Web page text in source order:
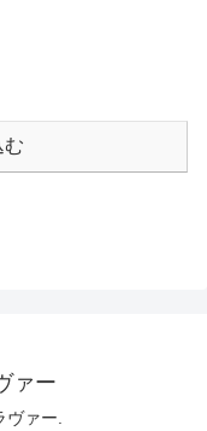
む
ァー
ァー.